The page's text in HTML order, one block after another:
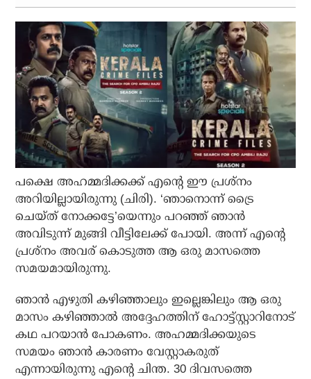
പക്ഷെ അഹമ്മദിക്കക്ക് എന്റെ ഈ പ്രശ്‌നം
അറിയില്ലായിരുന്നു (ചിരി). ‘ഞാനൊന്ന് ട്രൈ
ചെയ്ത് നോക്കട്ടേ’യെന്നും പറഞ്ഞ് ഞാന്‍
അവിടുന്ന് മുങ്ങി വീട്ടിലേക്ക് പോയി. അന്ന് എന്റെ
പ്രശ്‌നം അവര് കൊടുത്ത ആ ഒരു മാസത്തെ
സമയമായിരുന്നു.
ഞാന്‍ എഴുതി കഴിഞ്ഞാലും ഇല്ലെങ്കിലും ആ ഒരു
മാസം കഴിഞ്ഞാല്‍ അദ്ദേഹത്തിന് ഹോട്ട്സ്റ്റാറിനോട്
കഥ പറയാന്‍ പോകണം. അഹമ്മദിക്കയുടെ
സമയം ഞാന്‍ കാരണം വേസ്റ്റാകരുത്
എന്നായിരുന്നു എന്റെ ചിന്ത. 30 ദിവസത്തെ